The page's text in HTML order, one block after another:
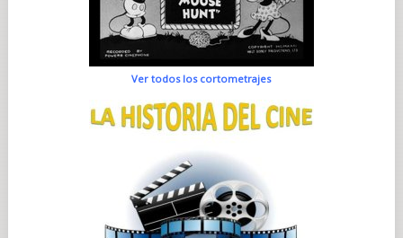
Ver todos los cortometrajes